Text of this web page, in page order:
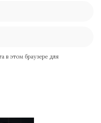
в этом браузере для